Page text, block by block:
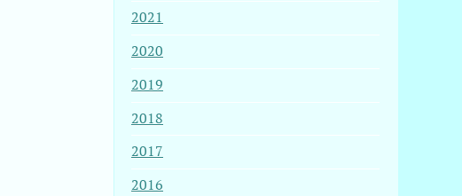
2021
2020
2019
2018
2017
2016